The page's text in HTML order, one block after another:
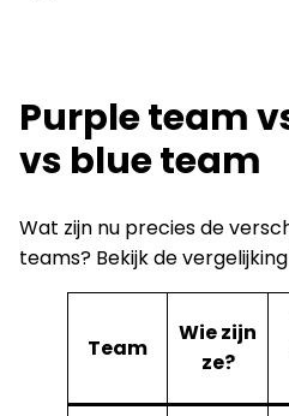
Purple team
vs blue team
Wat zijn nu precies de
teams? Bekijk de
Team
Wie zijn
ze?